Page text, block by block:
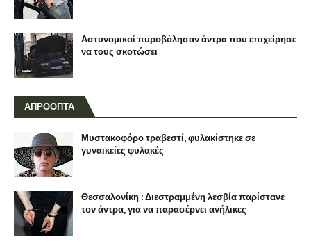
Αστυνομικοί πυροβόλησαν άντρα που επιχείρησε
να τους σκοτώσει
ΑΠΡΟΟΠΤΑ
Μυστακοφόρο τραβεστί, φυλακίστηκε σε
γυναικείες φυλακές
Θεσσαλονίκη : Διεστραμμένη λεσβία παρίστανε
τον άντρα, για να παρασέρνει ανήλικες